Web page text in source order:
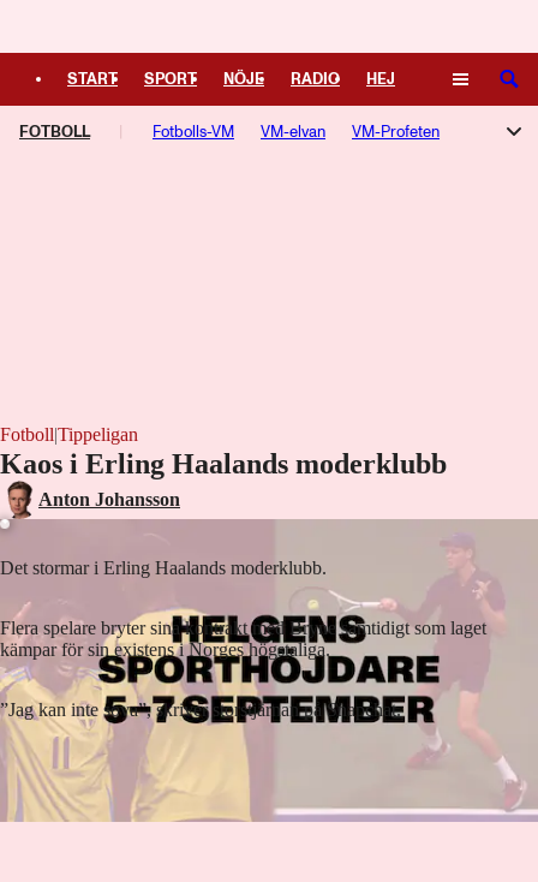
START SPORT NÖJE RADIO HEJ
PLUS TIPSA TV KULTUR LEDARE
SÖK
FOTBOLL Fotbolls-VM VM-elvan VM-Profeten
Fotboll|Tippeligan
Kaos i Erling Haalands moderklubb
Anton Johansson
Laddar ...
Det stormar i Erling Haalands moderklubb.
Flera spelare bryter sina kontrakt med Bryne samtidigt som laget
kämpar för sin existens i Norges högstaliga.
”Jag kan inte sova”, skriver storstjärnan på Snapchat.